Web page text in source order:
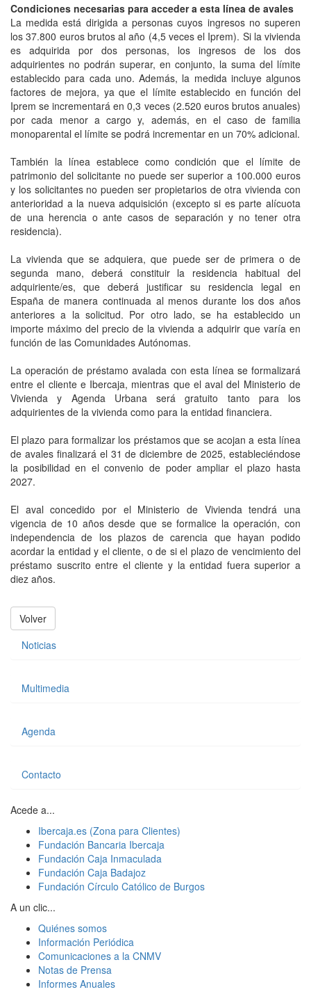
Condiciones necesarias para acceder a esta línea de avales
La medida está dirigida a personas cuyos ingresos no superen
los 37.800 euros brutos al año (4,5 veces el Iprem). Si la vivienda
es adquirida por dos personas, los ingresos de los dos
adquirientes no podrán superar, en conjunto, la suma del límite
establecido para cada uno. Además, la medida incluye algunos
factores de mejora, ya que el límite establecido en función del
Iprem se incrementará en 0,3 veces (2.520 euros brutos anuales)
por cada menor a cargo y, además, en el caso de familia
monoparental el límite se podrá incrementar en un 70% adicional.
También la línea establece como condición que el límite de
patrimonio del solicitante no puede ser superior a 100.000 euros
y los solicitantes no pueden ser propietarios de otra vivienda con
anterioridad a la nueva adquisición (excepto si es parte alícuota
de una herencia o ante casos de separación y no tener otra
residencia).
La vivienda que se adquiera, que puede ser de primera o de
segunda mano, deberá constituir la residencia habitual del
adquiriente/es, que deberá justificar su residencia legal en
España de manera continuada al menos durante los dos años
anteriores a la solicitud. Por otro lado, se ha establecido un
importe máximo del precio de la vivienda a adquirir que varía en
función de las Comunidades Autónomas.
La operación de préstamo avalada con esta línea se formalizará
entre el cliente e Ibercaja, mientras que el aval del Ministerio de
Vivienda y Agenda Urbana será gratuito tanto para los
adquirientes de la vivienda como para la entidad financiera.
El plazo para formalizar los préstamos que se acojan a esta línea
de avales finalizará el 31 de diciembre de 2025, estableciéndose
la posibilidad en el convenio de poder ampliar el plazo hasta
2027.
El aval concedido por el Ministerio de Vivienda tendrá una
vigencia de 10 años desde que se formalice la operación, con
independencia de los plazos de carencia que hayan podido
acordar la entidad y el cliente, o de si el plazo de vencimiento del
préstamo suscrito entre el cliente y la entidad fuera superior a
diez años.
Volver
Noticias
Multimedia
Agenda
Contacto
Acede a...
Ibercaja.es (Zona para Clientes)
Fundación Bancaria Ibercaja
Fundación Caja Inmaculada
Fundación Caja Badajoz
Fundación Círculo Católico de Burgos
A un clic...
Quiénes somos
Información Periódica
Comunicaciones a la CNMV
Notas de Prensa
Informes Anuales